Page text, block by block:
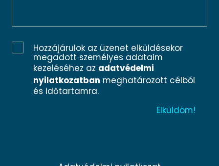
Hozzájárulok az üzenet elküldésekor
megadott személyes adataim
kezeléséhez az adatvédelmi
nyilatkozatban meghatározott célból
és időtartamra.